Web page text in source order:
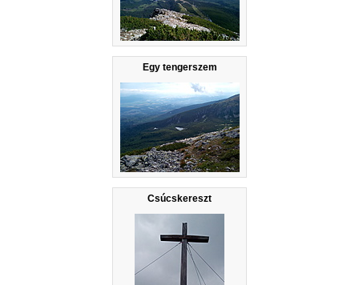
Egy tengerszem
Csúcskereszt